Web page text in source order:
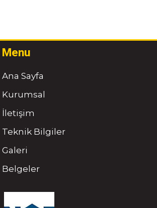
Menu
Ana Sayfa
Kurumsal
İletişim
Teknik Bilgiler
Galeri
Belgeler